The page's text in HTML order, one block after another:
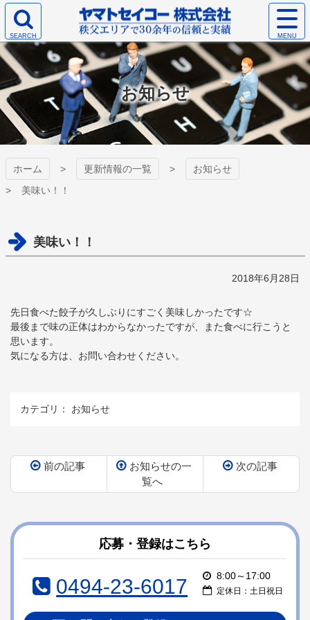
コ
テ
ン
ツ
本
文
へ
ス
お知らせ
ホーム 更新情報の一覧
お知らせ
美味い！！
美味い！！
2018年6月28日
先日食べた餃子が久しぶりにすごく美味しかったです☆
最後まで味の正体はわからなかったですが、また食べに行こうと
思います。
気になる方は、お問い合わせください。
カテゴリ： お知らせ
前の記事
お知らせの一
覧へ
次の記事
テ
ン
ジ
の
応募・登録はこちら
0494-23-6017 8:00～17:00
定休日：土日祝日
ヤマトセイコー
株式会社
検
エ
リ
ア
を
開
く
サ
イ
ト
メ
ニ
ュ
ー
を
開
く